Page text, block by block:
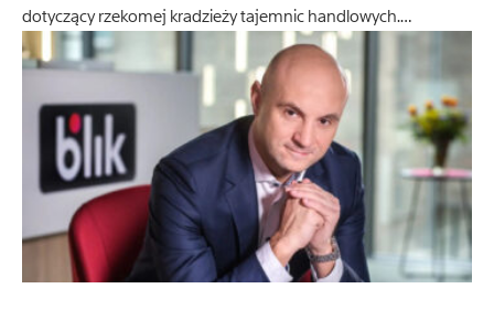
dotyczący rzekomej kradzieży tajemnic handlowych.…